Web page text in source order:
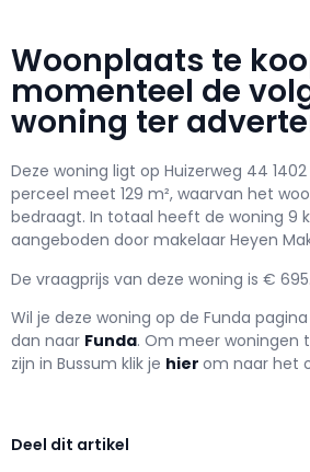
Woonplaats te
momenteel de
woning ter
Deze woning ligt op Huizerweg 44 1402
perceel meet 129 m², waarvan het
bedraagt. In totaal heeft de woning 9
aangeboden door makelaar Heyen
De vraagprijs van deze woning is €
Wil je deze woning op de Funda
dan naar Funda. Om meer woningen
zijn in Bussum klik je hier om naar het
Deel dit artikel